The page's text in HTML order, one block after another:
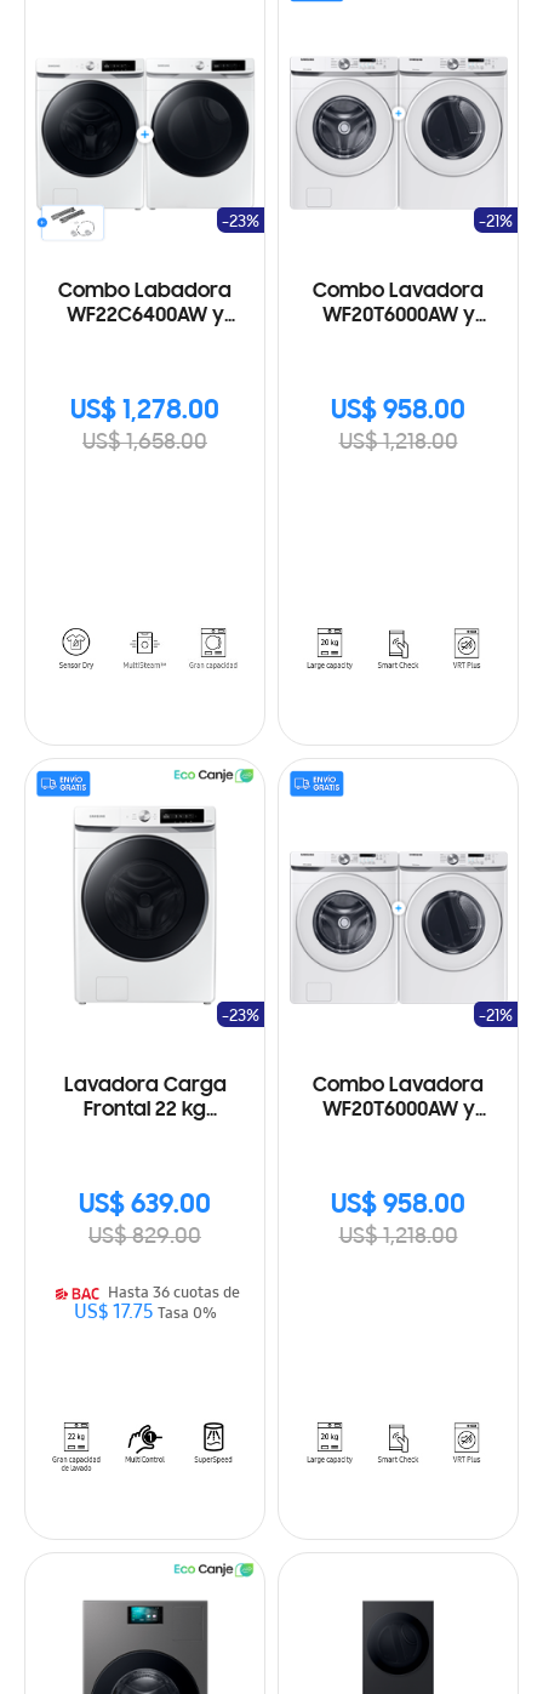
Combo Labadora
WF22C6400AW y
US$ 1,278.00
US$ 1,658.00
-23%
Combo Lavadora
WF20T6000AW y
US$ 958.00
US$ 1,218.00
-21%
Lavadora Carga
Frontal 22 kg
US$ 639.00
US$ 829.00
-23%
Hasta 36 cuotas de
US$ 17.75Tasa 0%
Combo Lavadora
WF20T6000AW y
US$ 958.00
US$ 1,218.00
-21%